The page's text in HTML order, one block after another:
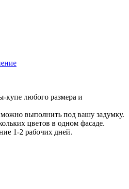
купе любого размера и
выполнить под вашу задумку.
цветов в одном фасаде.
1-2 рабочих дней.